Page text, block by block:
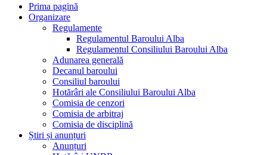
Prima pagină
Organizare
Regulamente
Regulamentul Baroului Alba
Regulamentul Consiliului Baroului Alba
Adunarea generală
Decanul baroului
Consiliul baroului
Hotărâri ale Consiliului Baroului Alba
Comisia de cenzori
Comisia de arbitraj
Comisia de disciplină
Știri și anunțuri
Anunțuri